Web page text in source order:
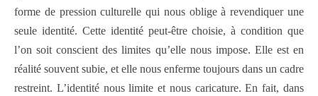
forme de pression culturelle qui nous oblige à revendiquer une
seule identité. Cette identité peut-être choisie, à condition que
l’on soit conscient des limites qu’elle nous impose. Elle est en
réalité souvent subie, et elle nous enferme toujours dans un cadre
restreint. L’identité nous limite et nous caricature. En fait, dans